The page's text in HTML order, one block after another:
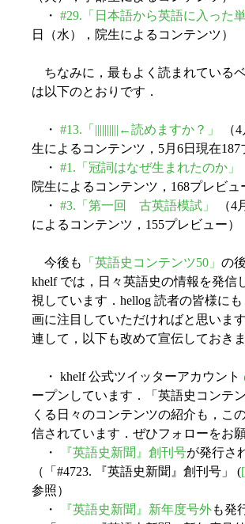
・ #29.「日本語から英語に入った単
日（水），院生によるコンテンツ）
ちなみに，最もよく読まれている
は以下のとおりです．
・ #13.「||||||||||←読めますか？」
（
生によるコンテンツ，5月6日現在187
・ #1.「冠詞はなぜ生まれたのか」
院生によるコンテンツ，168プレビュ
・ #3.「第一回 古英語模試」
（4
によるコンテンツ，155プレビュー）
今後も 「英語史コンテンツ50」 の
khelf では，日々英語史の情報を発信
視しています．hellog 読者の皆様に
画に注目していただければと思いま
連して，以下も改めて宣伝しておきま
・ khelf 公式ツイッターアカウント
ープンしています．「英語史コンテ
くる日々のコンテンツの紹介も，こ
信されています．ぜひフォローをお
・
『英語史新聞』創刊号が発行さ
（「#4723. 『英語史新聞』創刊号」 (
参照）
・
『英語史新聞』新年度号外も発